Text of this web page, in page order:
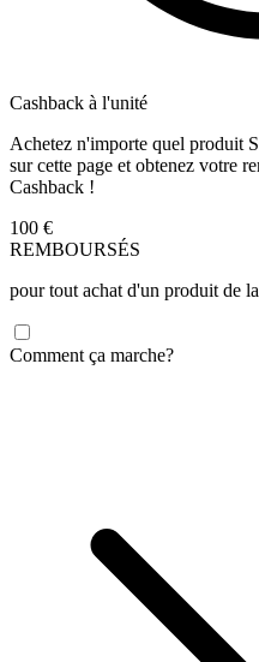
Cashback à l'unité
Achetez n'importe quel produit
sur cette page et obtenez votre
Cashback !
100 €
REMBOURSÉS
pour tout achat d'un produit de
Comment ça marche?